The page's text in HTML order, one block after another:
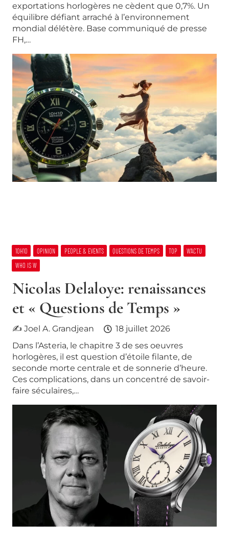
exportations horlogères ne cèdent que 0,7%. Un
équilibre défiant arraché à l’environnement
mondial délétère. Base communiqué de presse
FH,…
10H10 OPINION PEOPLE & EVENTS QUESTIONS DE TEMPS TOP
W’ACTU
WHO IS W
Nicolas Delaloye: renaissances
et « Questions de Temps »
✍ Joel A. Grandjean
18 juillet 2026
Dans l’Asteria, le chapitre 3 de ses oeuvres
horlogères, il est question d’étoile filante, de
seconde morte centrale et de sonnerie d’heure.
Ces complications, dans un concentré de savoir-
faire séculaires,…